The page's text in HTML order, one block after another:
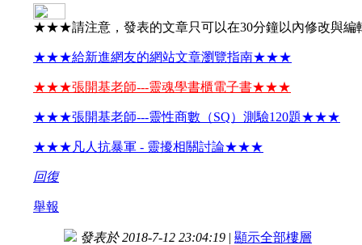
★★★請注意，發表的文章只可以在30分鐘以內修改與
★★★給新進網友的網站文章瀏覽指南★★★
★★★張開基老師---靈魂學書櫃電子書★★★
★★★張開基老師---靈性商數（SQ）測驗120題★★★
★★★凡人抗暴軍 - 靈擾相關討論★★★
回復
舉報
發表於 2018-7-12 23:04:19 | 顯示全部樓層